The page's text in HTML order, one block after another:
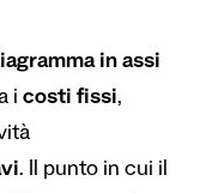
in assi
i costi fissi,
. Il punto in cui il